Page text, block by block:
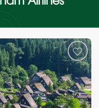
Add
to
wishlist